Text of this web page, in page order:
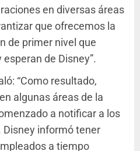
en diversas áreas
que ofrecemos la
de primer nivel que
de Disney”.
“Como resultado,
algunas áreas de la
a notificar a los
Disney informó tener
a tiempo